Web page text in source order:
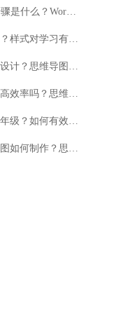
15.Word转换成PDF转换步骤是什么？Word转换成PDF技巧分享
16.思维导图如何提升效率？样式对学习有影响吗？
17.思维导图节点样式如何设计？思维导图节点样式有哪些选择？
18.绘制思维导图软件能提高效率吗？思维导图软件有哪些功能？
19.念书的孩子思维导图三年级？如何有效利用思维导图帮助孩子学习？
20.三年级下册语文思维导图如何制作？思维导图有什么作用？